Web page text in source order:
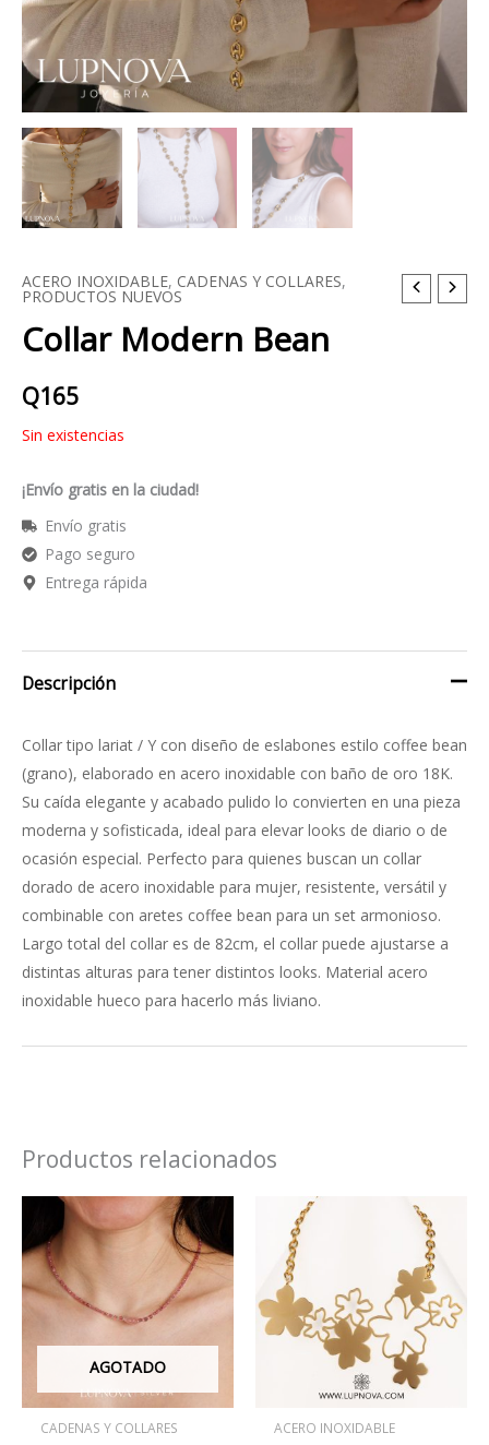
ACERO INOXIDABLE, CADENAS Y COLLARES,
PRODUCTOS NUEVOS
Collar Modern Bean
Q165
Sin existencias
¡Envío gratis en la ciudad!
Envío gratis
Pago seguro
Entrega rápida
Descripción
Collar tipo lariat / Y con diseño de eslabones estilo coffee bean
(grano), elaborado en acero inoxidable con baño de oro 18K.
Su caída elegante y acabado pulido lo convierten en una pieza
moderna y sofisticada, ideal para elevar looks de diario o de
ocasión especial. Perfecto para quienes buscan un collar
dorado de acero inoxidable para mujer, resistente, versátil y
combinable con aretes coffee bean para un set armonioso.
Largo total del collar es de 82cm, el collar puede ajustarse a
distintas alturas para tener distintos looks. Material acero
inoxidable hueco para hacerlo más liviano.
Productos relacionados
AGOTADO
CADENAS Y COLLARES ACERO INOXIDABLE